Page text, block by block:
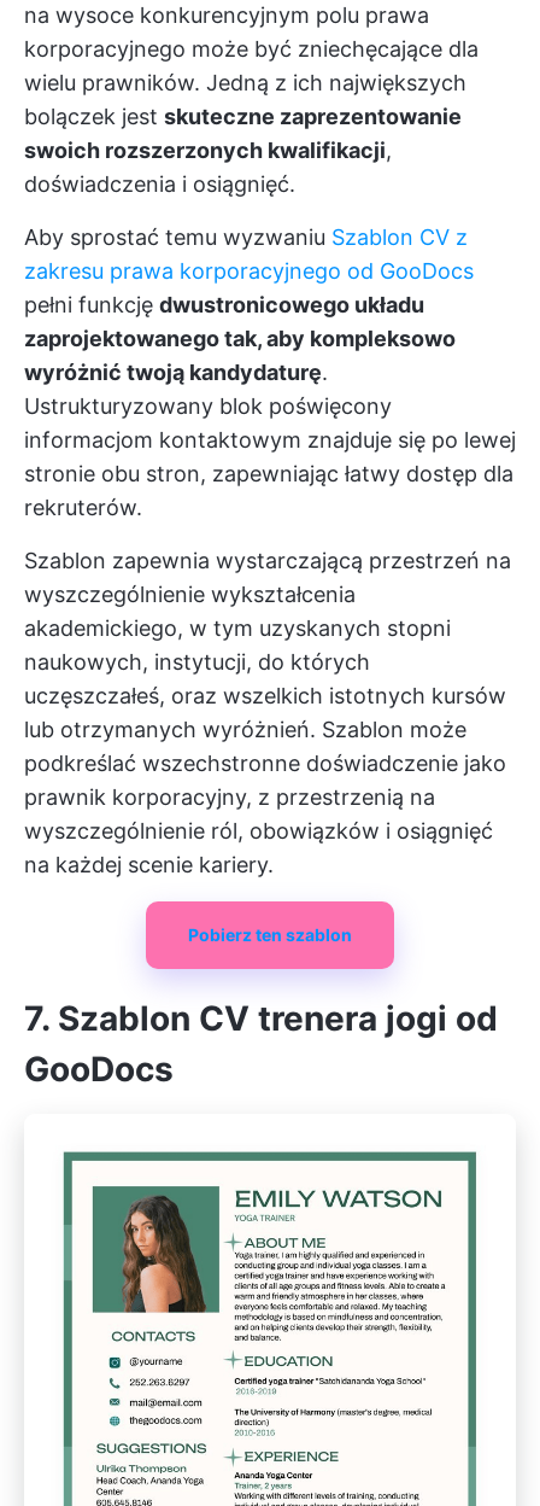
na wysoce konkurencyjnym polu prawa
korporacyjnego może być zniechęcające dla
wielu prawników. Jedną z ich największych
bolączek jest skuteczne zaprezentowanie
swoich rozszerzonych kwalifikacji,
doświadczenia i osiągnięć.
Aby sprostać temu wyzwaniu Szablon CV z
zakresu prawa korporacyjnego od GooDocs
pełni funkcję dwustronicowego układu
zaprojektowanego tak, aby kompleksowo
wyróżnić twoją kandydaturę.
Ustrukturyzowany blok poświęcony
informacjom kontaktowym znajduje się po lewej
stronie obu stron, zapewniając łatwy dostęp dla
rekruterów.
Szablon zapewnia wystarczającą przestrzeń na
wyszczególnienie wykształcenia
akademickiego, w tym uzyskanych stopni
naukowych, instytucji, do których
uczęszczałeś, oraz wszelkich istotnych kursów
lub otrzymanych wyróżnień. Szablon może
podkreślać wszechstronne doświadczenie jako
prawnik korporacyjny, z przestrzenią na
wyszczególnienie ról, obowiązków i osiągnięć
na każdej scenie kariery.
Pobierz ten szablon
7. Szablon CV trenera jogi od
GooDocs